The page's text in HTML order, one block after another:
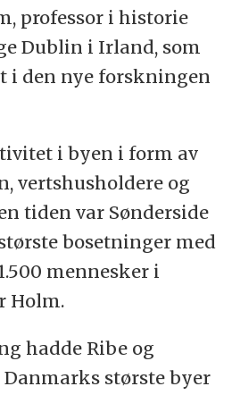
importerte fisk fra
ofte med skip fra
er Sønderside den
vestkysten av Jylland
for fiske. Det har vært
sier Holm.
professor i historie
Dublin i Irland, som
i den nye forskningen
i byen i form av
vertshusholdere og
tiden var Sønderside
bosetninger med
mennesker i
Holm.
hadde Ribe og
største byer